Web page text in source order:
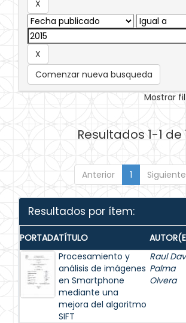
Comenzar nueva busqueda
Mostrar
Resultados 1-1 de
Anterior 1 Siguiente
Resultados por ítem:
PORTADATÍTULO
Procesamiento y
análisis de imágenes
en Smartphone
mediante una
mejora del algoritmo
SIFT
Raul
Palma
Olvera